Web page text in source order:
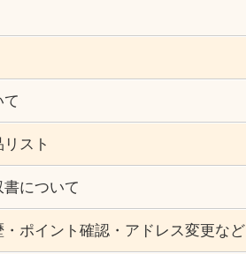
て
スト
について
ポイント確認・アドレス変更など